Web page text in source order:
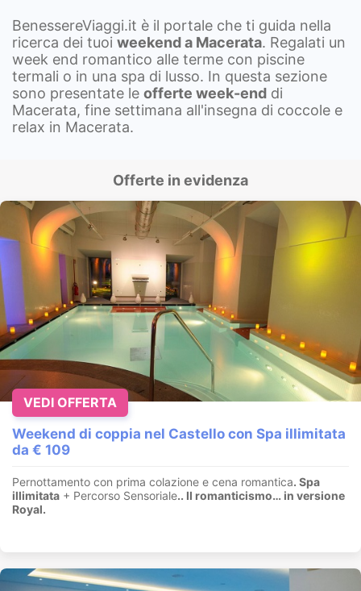
BenessereViaggi.it è il portale che ti guida nella
ricerca dei tuoi weekend a Macerata. Regalati un
week end romantico alle terme con piscine
termali o in una spa di lusso. In questa sezione
sono presentate le offerte week-end di
Macerata, fine settimana all'insegna di coccole e
relax in Macerata.
Offerte in evidenza
Weekend di coppia nel Castello con Spa illimitata
da € 109
Pernottamento con prima colazione e cena romantica. Spa
illimitata + Percorso Sensoriale.. Il romanticismo… in versione
Royal.
VEDI OFFERTA